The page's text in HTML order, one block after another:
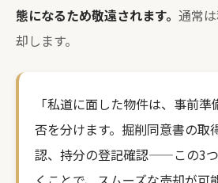
態になるため敬遠されます。 通常
却します。
「私道に面した物件は、事前
否を分けます。掘削同意書の取
認、持分の登記確認——この3